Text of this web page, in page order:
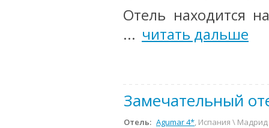
Отель находится
... читать дальше
Замечательный
Отель: Agumar 4*, Испания \ Мадрид